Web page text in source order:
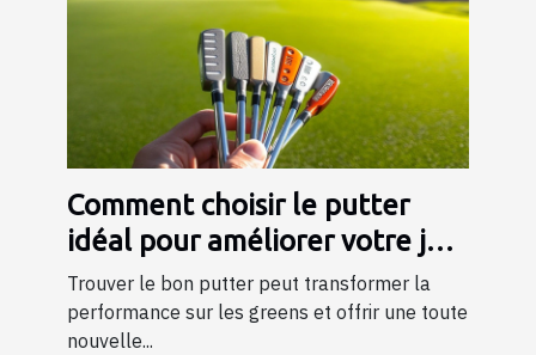
Comment choisir le putter
idéal pour améliorer votre jeu
?
Trouver le bon putter peut transformer la
performance sur les greens et offrir une toute
nouvelle...